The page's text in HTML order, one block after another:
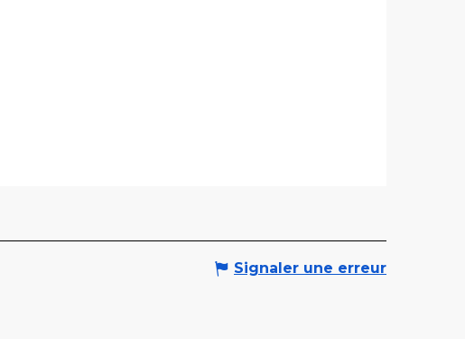
Signaler une erreur